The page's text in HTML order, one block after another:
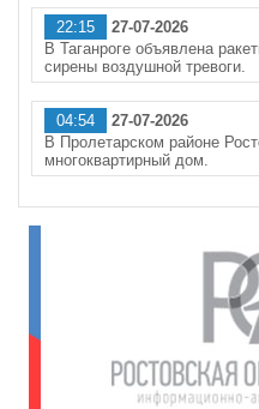
22:15
27-07-2026
В Таганроге объявлена
сирены воздушной тревоги.
04:54
27-07-2026
В Пролетарском районе
многоквартирный дом.